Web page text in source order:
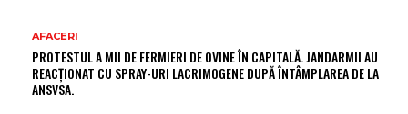
AFACERI
PROTESTUL A MII DE FERMIERI DE OVINE ÎN CAPITALĂ. JANDARMII AU
REACȚIONAT CU SPRAY-URI LACRIMOGENE DUPĂ ÎNTÂMPLAREA DE LA
ANSVSA.